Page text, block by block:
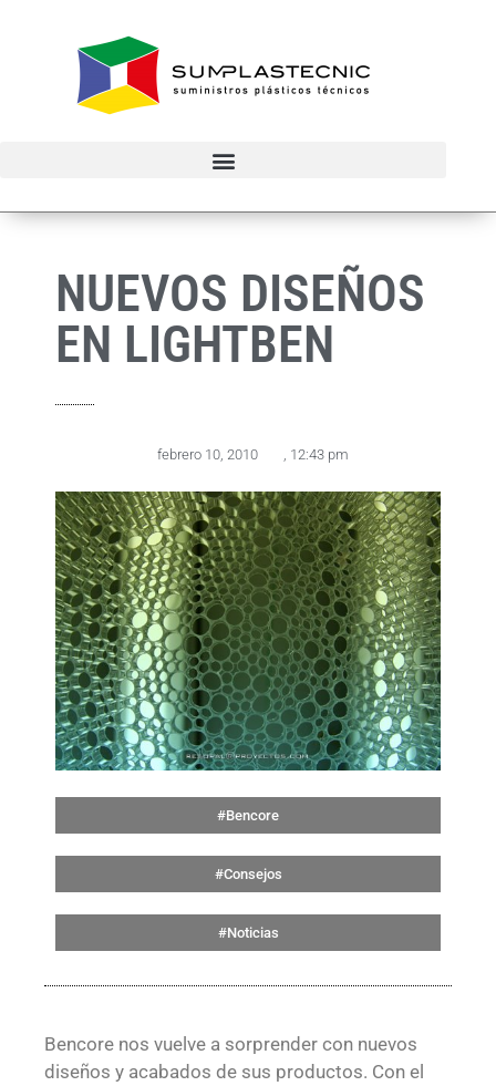
NUEVOS DISEÑOS
EN LIGHTBEN
febrero 10, 2010 , 12:43 pm
#Bencore
#Consejos
#Noticias
Bencore nos vuelve a sorprender con nuevos
diseños y acabados de sus productos. Con el